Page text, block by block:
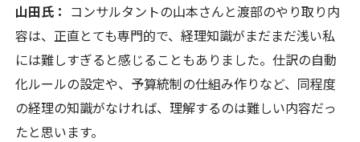
山田氏： コンサルタントの山本さんと渡部のやり取り内
容は、正直とても専門的で、経理知識がまだまだ浅い私
には難しすぎると感じることもありました。仕訳の自動
化ルールの設定や、予算統制の仕組み作りなど、同程度
の経理の知識がなければ、理解するのは難しい内容だっ
たと思います。